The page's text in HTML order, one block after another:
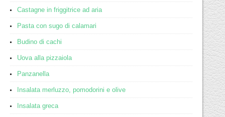
Castagne in friggitrice ad aria
Pasta con sugo di calamari
Budino di cachi
Uova alla pizzaiola
Panzanella
Insalata merluzzo, pomodorini e olive
Insalata greca